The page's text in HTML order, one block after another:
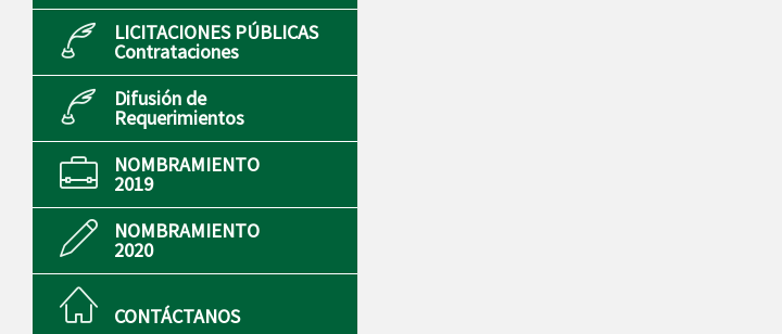
LICITACIONES PÚBLICAS
Contrataciones
Difusión de
Requerimientos
NOMBRAMIENTO
2019
NOMBRAMIENTO
2020
CONTÁCTANOS